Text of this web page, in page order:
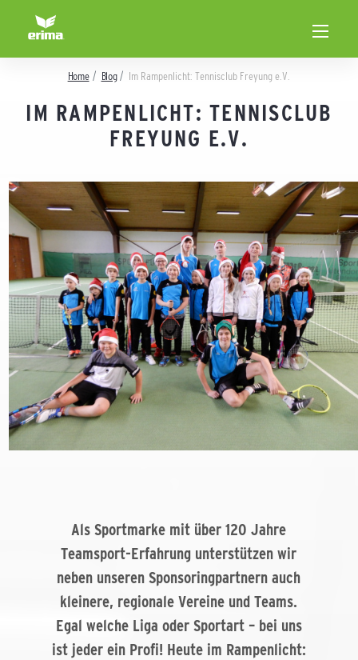
Home Blog Im Rampenlicht: Tennisclub Freyung e.V.
IM RAMPENLICHT: TENNISCLUB
FREYUNG E.V.
Als Sportmarke mit über 120 Jahre
Teamsport-Erfahrung unterstützen wir
neben unseren Sponsoringpartnern auch
kleinere, regionale Vereine und Teams.
Egal welche Liga oder Sportart – bei uns
ist jeder ein Profi! Heute im Rampenlicht: